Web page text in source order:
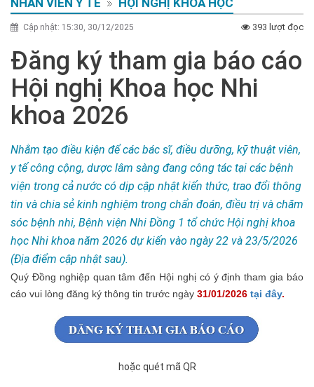
NHÂN VIÊN Y TẾ HỘI NGHỊ KHOA HỌC
Cập nhật: 15:30, 30/12/2025 393 lượt đọc
Đăng ký tham gia báo cáo
Hội nghị Khoa học Nhi
khoa 2026
Nhằm tạo điều kiện để các bác sĩ, điều dưỡng, kỹ thuật viên,
y tế công cộng, dược lâm sàng đang công tác tại các bệnh
viện trong cả nước có dịp cập nhật kiến thức, trao đổi thông
tin và chia sẻ kinh nghiệm trong chẩn đoán, điều trị và chăm
sóc bệnh nhi, Bệnh viện Nhi Đồng 1 tổ chức Hội nghị khoa
học Nhi khoa năm 2026 dự kiến vào ngày 22 và 23/5/2026
(Địa điểm cập nhật sau).
Quý Đồng nghiệp quan tâm đến Hội nghị có ý định tham gia báo
cáo vui lòng đăng ký thông tin trước ngày 31/01/2026 tại đây.
hoặc quét mã QR